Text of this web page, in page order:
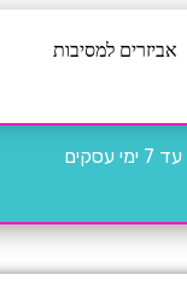
אביזרים למסיבות
עד 7 ימי עסקים